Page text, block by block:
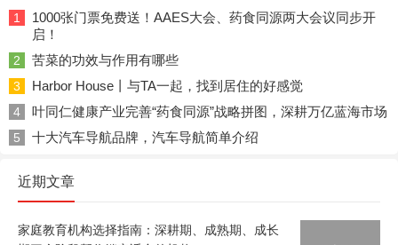
1
1000张门票免费送！AAES大会、药食同源两大会议同步开
启！
2 苦菜的功效与作用有哪些
3 Harbor House丨与TA一起，找到居住的好感觉
4 叶同仁健康产业完善“药食同源”战略拼图，深耕万亿蓝海市场
5 十大汽车导航品牌，汽车导航简单介绍
近期文章
家庭教育机构选择指南：深耕期、成熟期、成长